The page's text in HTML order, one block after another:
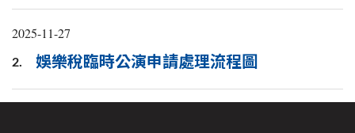
2025-11-27
2. 娛樂稅臨時公演申請處理流程圖